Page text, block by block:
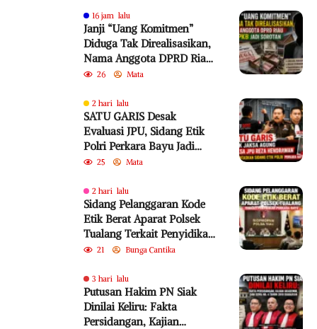
16 jam lalu
Janji “Uang Komitmen”
Diduga Tak Direalisasikan,
Nama Anggota DPRD Riau
dari PKB Jadi Sorotan
26 Mata
2 hari lalu
SATU GARIS Desak
Evaluasi JPU, Sidang Etik
Polri Perkara Bayu Jadi
Sorotan
25 Mata
2 hari lalu
Sidang Pelanggaran Kode
Etik Berat Aparat Polsek
Tualang Terkait Penyidikan
Perkara Bayu
21 Bunga Cantika
3 hari lalu
Putusan Hakim PN Siak
Dinilai Keliru: Fakta
Persidangan, Kajian